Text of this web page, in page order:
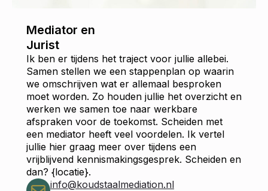
Mediator en
Jurist
Ik ben er tijdens het traject voor jullie allebei.
Samen stellen we een stappenplan op waarin
we omschrijven wat er allemaal besproken
moet worden. Zo houden jullie het overzicht en
werken we samen toe naar werkbare
afspraken voor de toekomst. Scheiden met
een mediator heeft veel voordelen. Ik vertel
jullie hier graag meer over tijdens een
vrijblijvend kennismakingsgesprek. Scheiden en
dan? {locatie}.
info@koudstaalmediation.nl